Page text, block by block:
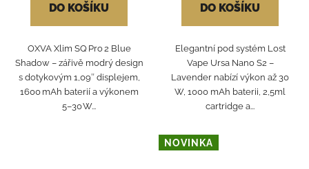
DO KOŠÍKU
OXVA Xlim SQ Pro 2 Blue
Shadow – zářivě modrý design
s dotykovým 1,09″ displejem,
1600 mAh baterií a výkonem
5–30 W...
DO KOŠÍKU
Elegantní pod systém Lost
Vape Ursa Nano S2 –
Lavender nabízí výkon až 30
W, 1000 mAh baterii, 2,5ml
cartridge a...
NOVINKA